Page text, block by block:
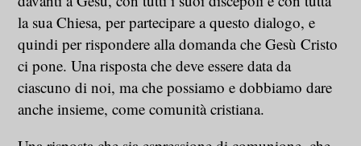
la sua Chiesa, per partecipare a questo dialogo, e
quindi per rispondere alla domanda che Gesù Cristo
ci pone. Una risposta che deve essere data da
ciascuno di noi, ma che possiamo e dobbiamo dare
anche insieme, come comunità cristiana.